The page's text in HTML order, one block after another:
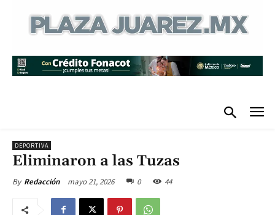
DEPORTIVA
Eliminaron a las Tuzas
By Redacción mayo 21, 2026 0 44